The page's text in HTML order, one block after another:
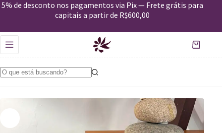
R$108,00
Apenas 1 em estoque
Comprar
5% de desconto nos pagamentos via Pix — Frete grátis para
capitais a partir de R$600,00